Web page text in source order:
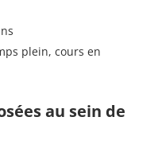
plein, cours en
au sein de